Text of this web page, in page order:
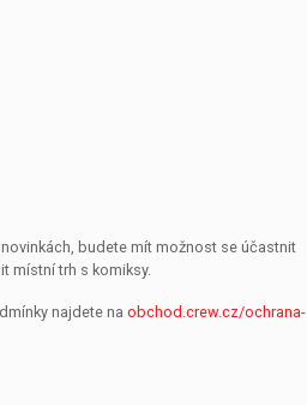
budete mít možnost se účastnit
místní trh s komiksy.
najdete na obchod.crew.cz/ochrana-